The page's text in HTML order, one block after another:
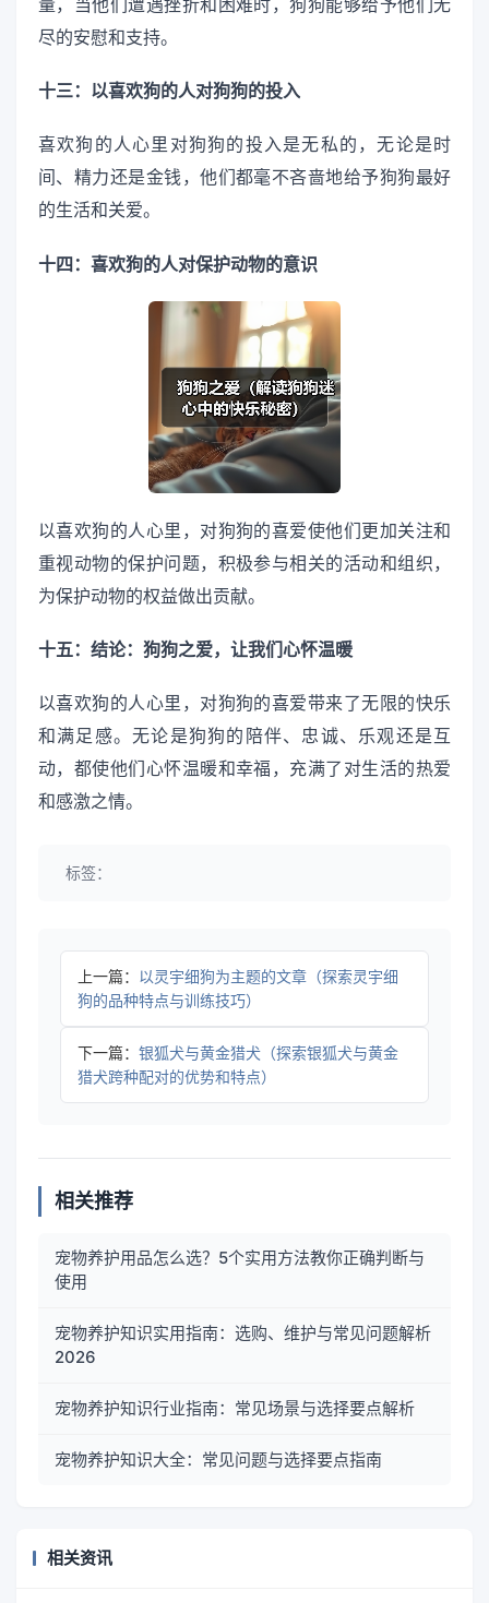
量，当他们遭遇挫折和困难时，狗狗能够给予他们无
尽的安慰和支持。
十三：以喜欢狗的人对狗狗的投入
喜欢狗的人心里对狗狗的投入是无私的，无论是时
间、精力还是金钱，他们都毫不吝啬地给予狗狗最好
的生活和关爱。
十四：喜欢狗的人对保护动物的意识
以喜欢狗的人心里，对狗狗的喜爱使他们更加关注和
重视动物的保护问题，积极参与相关的活动和组织，
为保护动物的权益做出贡献。
十五：结论：狗狗之爱，让我们心怀温暖
以喜欢狗的人心里，对狗狗的喜爱带来了无限的快乐
和满足感。无论是狗狗的陪伴、忠诚、乐观还是互
动，都使他们心怀温暖和幸福，充满了对生活的热爱
和感激之情。
标签：
上一篇：
以灵宇细狗为主题的文章（探索灵宇细
狗的品种特点与训练技巧）
下一篇： 银狐犬与黄金猎犬（探索银狐犬与黄金
猎犬跨种配对的优势和特点）
相关推荐
宠物养护用品怎么选？5个实用方法教你正确判断与
使用
宠物养护知识实用指南：选购、维护与常见问题解析
2026
宠物养护知识行业指南：常见场景与选择要点解析
宠物养护知识大全：常见问题与选择要点指南
相关资讯